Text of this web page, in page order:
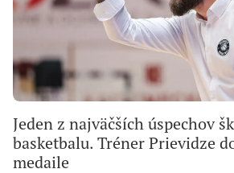
Jeden z najväčších úspechov
basketbalu. Tréner Prievidze
medaile